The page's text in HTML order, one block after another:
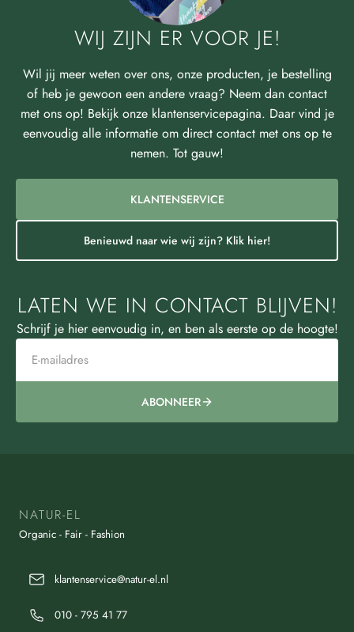
WIJ ZIJN ER VOOR JE!
Wil jij meer weten over ons, onze producten, je bestelling
of heb je gewoon een andere vraag? Neem dan contact
met ons op! Bekijk onze klantenservicepagina. Daar vind je
eenvoudig alle informatie om direct contact met ons op te
nemen. Tot gauw!
KLANTENSERVICE
Benieuwd naar wie wij zijn? Klik hier!
LATEN WE IN CONTACT BLIJVEN!
Schrijf je hier eenvoudig in, en ben als eerste op de hoogte!
ABONNEER
NATUR-EL
Organic - Fair - Fashion
klantenservice@natur-el.nl
010 - 795 41 77